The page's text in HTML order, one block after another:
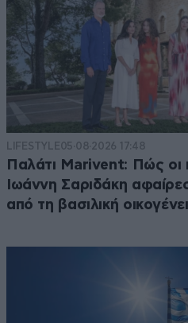
LIFESTYLE05·08·2026 17:48
Παλάτι Marivent: Πώς οι
Ιωάννη Σαριδάκη
από τη βασιλική